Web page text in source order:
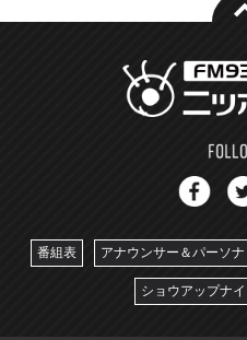
番組表 アナウンサー＆パーソ
ショウアップナ